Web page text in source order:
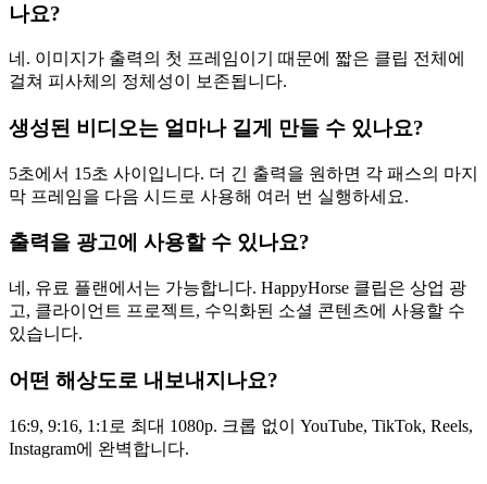
나요?
네. 이미지가 출력의 첫 프레임이기 때문에 짧은 클립 전체에
걸쳐 피사체의 정체성이 보존됩니다.
생성된 비디오는 얼마나 길게 만들 수 있나요?
5초에서 15초 사이입니다. 더 긴 출력을 원하면 각 패스의 마지
막 프레임을 다음 시드로 사용해 여러 번 실행하세요.
출력을 광고에 사용할 수 있나요?
네, 유료 플랜에서는 가능합니다. HappyHorse 클립은 상업 광
고, 클라이언트 프로젝트, 수익화된 소셜 콘텐츠에 사용할 수
있습니다.
어떤 해상도로 내보내지나요?
16:9, 9:16, 1:1로 최대 1080p. 크롭 없이 YouTube, TikTok, Reels,
Instagram에 완벽합니다.